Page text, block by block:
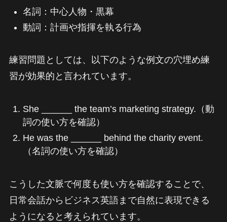
名詞：中心人物・黒幕
動詞：計画や指揮を執る行為
練習問題としては、以下のような例文の穴埋め練
習が効果的と言われています。
She ______ the team’s marketing strategy.（動
詞の使い方を確認）
He was the ______ behind the charity event.
（名詞の使い方を確認）
こうした文脈で何度も使い方を確認することで、
日常会話からビジネス英語まで自然に表現できる
ようになると考えられています。